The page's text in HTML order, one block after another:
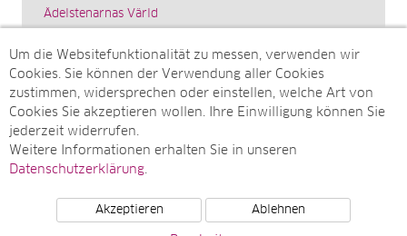
Ädelstenarnas Värld
Impressum
SITEMAP
Sitemap
Monatsarchive
Top-Artikel
© Juwelo Deutschland GmbH (ein Tochterunternehmen der
Um die Websitefunktionalität zu messen, verwenden wir
Cookies. Sie können der Verwendung aller Cookies
zustimmen, widersprechen oder einstellen, welche Art von
Cookies Sie akzeptieren wollen. Ihre Einwilligung können Sie
jederzeit widerrufen.
Weitere Informationen erhalten Sie in unseren
Datenschutzerklärung.
Akzeptieren Ablehnen